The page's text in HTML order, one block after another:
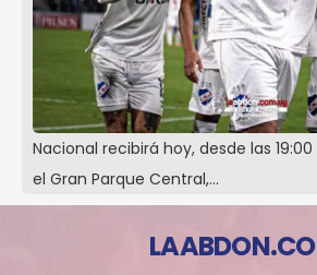
Nacional recibirá hoy, desde las
el Gran Parque Central,…